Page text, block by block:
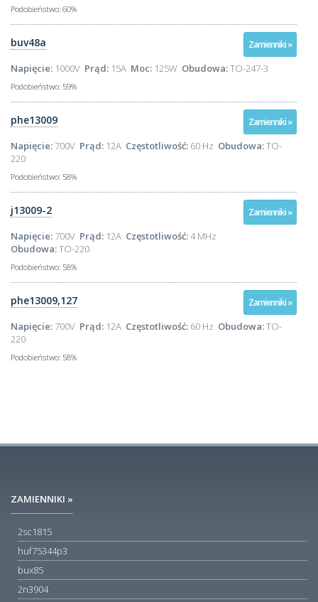
Podobieństwo: 60%
Zamienniki »
buv48a
Napięcie: 1000V Prąd: 15A Moc: 125W Obudowa:TO-247-3
Podobieństwo: 59%
Zamienniki »
phe13009
Napięcie: 700V Prąd: 12A Częstotliwość: 60 Hz Obudowa:TO-
220
Podobieństwo: 58%
Zamienniki »
j13009-2
Napięcie: 700V Prąd: 12A Częstotliwość:4 MHz
Obudowa:TO-220
Podobieństwo: 58%
Zamienniki »
phe13009,127
Napięcie: 700V Prąd: 12A Częstotliwość: 60 Hz Obudowa:TO-
220
Podobieństwo: 58%
ZAMIENNIKI »
2sc1815
huf75344p3
bux85
2n3904